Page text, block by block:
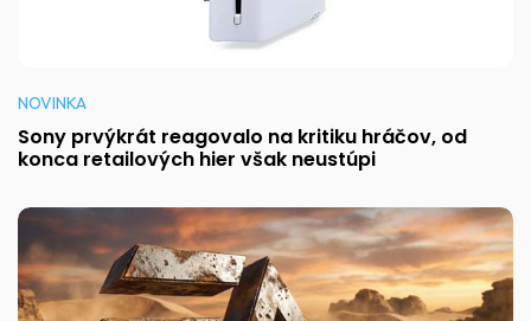
NOVINKA
Sony prvýkrát reagovalo na kritiku hráčov, od
konca retailových hier však neustúpi